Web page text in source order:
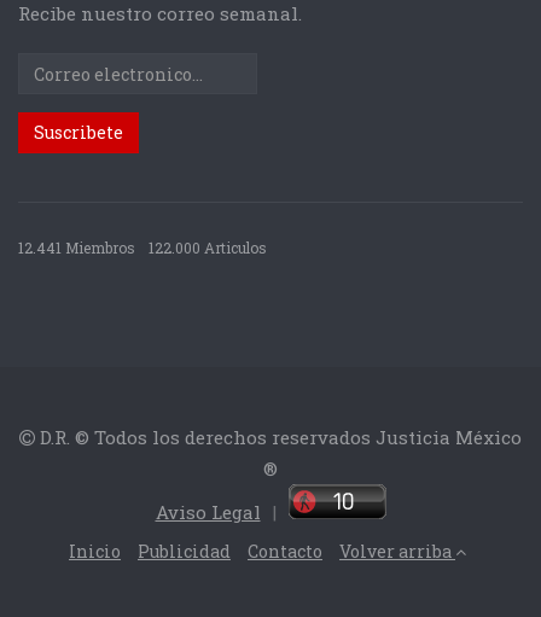
Recibe nuestro correo semanal.
12.441 Miembros 122.000 Articulos
D.R. © Todos los derechos reservados Justicia México
®
Aviso Legal |
Inicio Publicidad Contacto Volver arriba